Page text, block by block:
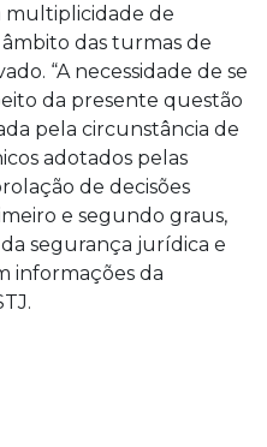
multiplicidade de
das turmas de
“A necessidade de se
da presente questão
pela circunstância de
adotados pelas
de decisões
e segundo graus,
segurança jurídica e
informações da